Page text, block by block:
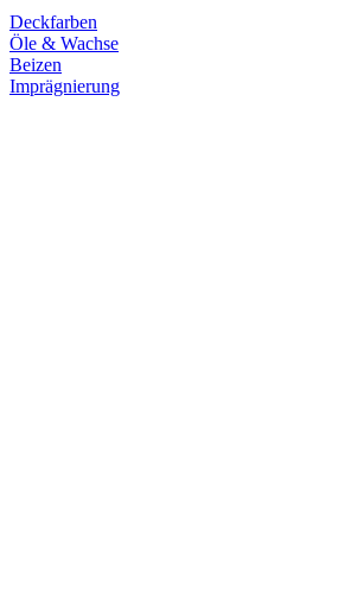
Deckfarben
Öle & Wachse
Beizen
Imprägnierung